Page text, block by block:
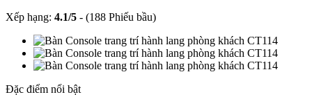
Xếp hạng: 4.1/5 - (188 Phiếu bầu)
Đặc điểm nổi bật